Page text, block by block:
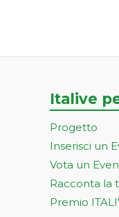
Italive
Progetto
Inserisci un
Vota un
Racconta la
Premio